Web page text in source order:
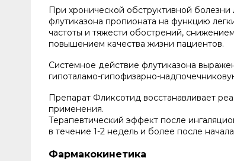
При хронической обструктивной
флутиказона пропионата на функцию
частоты и тяжести обострений,
повышением качества жизни пациентов.
Системное действие флутиказона
гипоталамо-гипофизарно-
Препарат Фликсотид восстанавливает
применения.
Терапевтический эффект после
в течение 1-2 недель и более после
Фармакокинетика